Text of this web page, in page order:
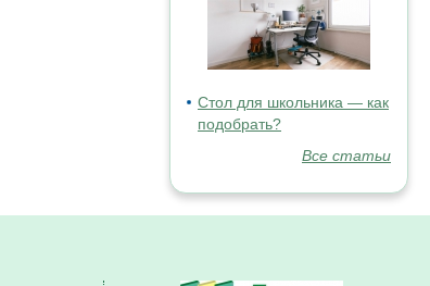
Стол для школьника — как
подобрать?
Все статьи